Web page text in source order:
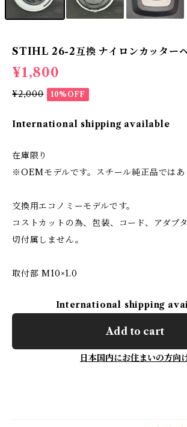
STIHL 26-2互換 ナイロンカッター
¥1,800
¥2,000 10%OFF
International shipping available
在庫限り
※OEMモデルです。スチール純正品ではあ
交換用エコノミーモデルです。
コストカットの為、包装、コード、アダプ
切付属しません。
取付部 M10×1.0
International shipping
Add to cart
日本国内にお住まいの方向